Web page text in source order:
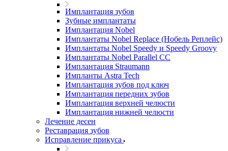
Имплантация зубов
Зубные имплантаты
Имплантация Nobel
Имплантаты Nobel Replace (Нобель Реплейс)
Имплантаты Nobel Speedy и Speedy Groovy
Имплантаты Nobel Parallel CC
Имплантация Straumann
Импланты Astra Tech
Имплантация зубов под ключ
Имплантация передних зубов
Имплантация верхней челюсти
Имплантация нижней челюсти
Лечение десен
Реставрация зубов
Исправление прикуса